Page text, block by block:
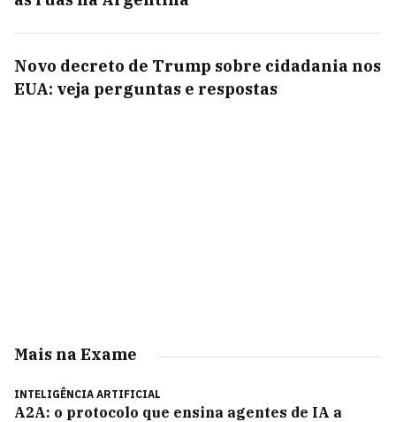
Novo decreto de Trump sobre cidadania nos
EUA: veja perguntas e respostas
Mais na Exame
INTELIGÊNCIA ARTIFICIAL
A2A: o protocolo que ensina agentes de IA a